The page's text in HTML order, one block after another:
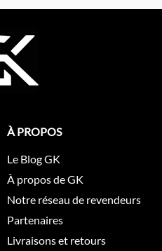
À PROPOS
Le Blog GK
À propos de GK
Notre réseau de revendeurs
Partenaires
Livraisons et retours